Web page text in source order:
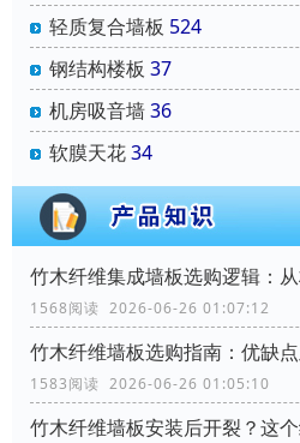
轻质复合墙板 524
钢结构楼板 37
机房吸音墙36
软膜天花34
1568阅读 2026-06-26 01:07:12
竹木纤维墙板选购指南：优缺
1583阅读 2026-06-26 01:05:10